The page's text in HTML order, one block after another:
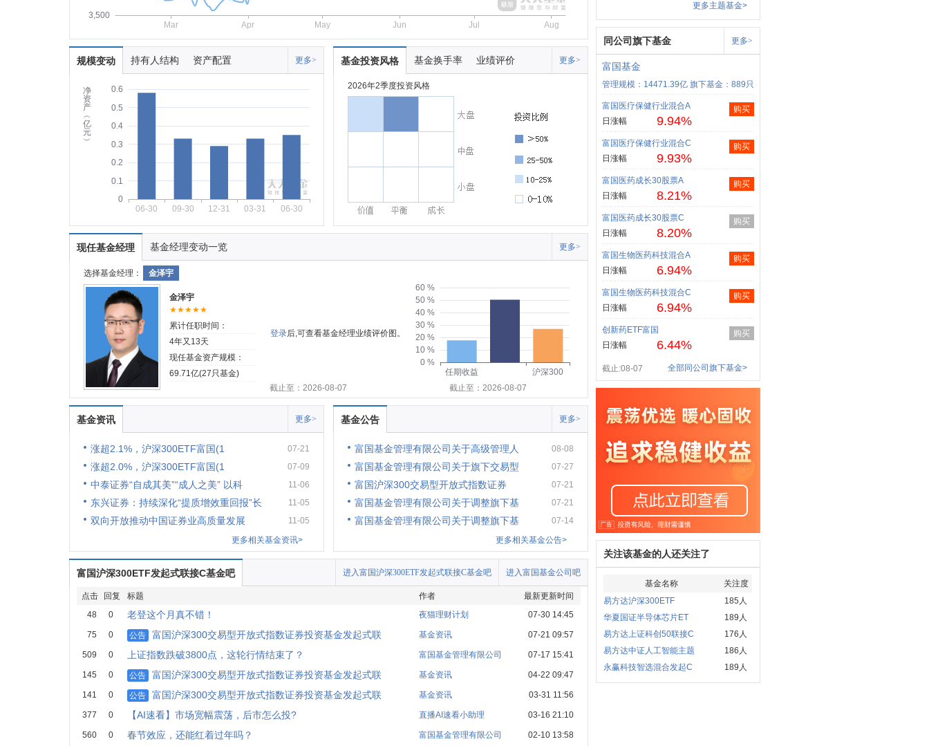
3,500
Mar
Apr May Jun Jul Aug
规模变动 持有人结构 资产配置 更多>
净
资
产
︵
亿
元
︶
0
0.1
0.2
0.3
0.4
0.5
0.6
06-30 09-30 12-31 03-31 06-30
基金投资风格 基金换手率 业绩评价 更多>
2026年2季度投资风格
现任基金经理 基金经理变动一览 更多>
选择基金经理： 金泽宇
金泽宇
★★★★★
累计任职时间：
4年又13天
现任基金资产规模：
69.71亿(27只基金)
登录后,可查看基金经理业绩评价图。
0 %
10 %
20 %
30 %
40 %
50 %
60 %
任期收益
沪深300
截止至：2026-08-07
截止至：2026-08-07
基金资讯 更多>
涨超2.1%，沪深300ETF富国(1 07-21
涨超2.0%，沪深300ETF富国(1 07-09
中泰证券“自成其美”“成人之美” 以科 11-06
东兴证券：持续深化“提质增效重回报”长 11-05
双向开放推动中国证券业高质量发展
11-05
更多相关基金资讯>
基金公告 更多>
富国基金管理有限公司关于高级管理人 08-08
富国基金管理有限公司关于旗下交易型 07-27
富国沪深300交易型开放式指数证券 07-21
富国基金管理有限公司关于调整旗下基 07-21
富国基金管理有限公司关于调整旗下基
07-14
更多相关基金公告>
富国沪深300ETF发起式联接C基金吧 进入富国基金公司吧
进入富国沪深300ETF发起式联接C基金吧
点击 回复 标题 作者
最新更新时间
48
0 老登这个月真不错！ 夜猫理财计划 07-30 14:45
75 0 公告 富国沪深300交易型开放式指数证券投资基金发起式联 基金资讯 07-21 09:57
509 0 上证指数跌破3800点，这轮行情结束了？ 富国基金管理有限公司 07-17 15:41
145 0 公告 富国沪深300交易型开放式指数证券投资基金发起式联 基金资讯 04-22 09:47
141 0 公告 富国沪深300交易型开放式指数证券投资基金发起式联 基金资讯 03-31 11:56
377 0 【AI速看】市场宽幅震荡，后市怎么投? 直播AI速看小助理 03-16 21:10
560 0 春节效应，还能红着过年吗？ 富国基金管理有限公司 02-10 13:58
更多主题基金>
同公司旗下基金 更多>
富国基金
管理规模：14471.39亿 旗下基金：889只
富国医疗保健行业混合A
日涨幅
9.94%
购买
富国医疗保健行业混合C
日涨幅
9.93%
购买
富国医药成长30股票A
日涨幅
8.21%
购买
富国医药成长30股票C
日涨幅
8.20%
购买
富国生物医药科技混合A
日涨幅
6.94%
购买
富国生物医药科技混合C
日涨幅
6.94%
购买
创新药ETF富国
日涨幅
6.44%
购买
截止:08-07 全部同公司旗下基金>
关注该基金的人还关注了
基金名称
关注度
易方达沪深300ETF
185人
华夏国证半导体芯片ET
189人
易方达上证科创50联接C
176人
易方达中证人工智能主题
186人
永赢科技智选混合发起C
189人